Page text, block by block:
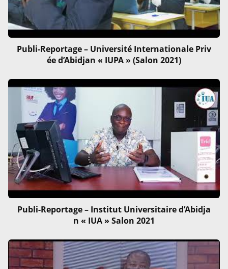
Publi-Reportage – Université Internationale Priv
ée d’Abidjan « IUPA » (Salon 2021)
Publi-Reportage – Institut Universitaire d’Abidja
n « IUA » Salon 2021